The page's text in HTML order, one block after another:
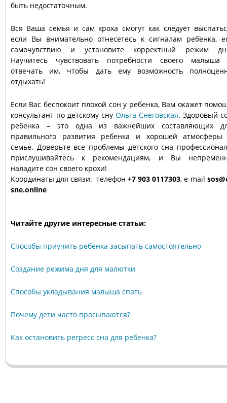
быть недостаточным.
Вся Ваша семья и сам кроха смогут как следует
если Вы внимательно отнесетесь к сигналам ребенка,
самочувствию и установите корректный режим
Научитесь чувствовать потребности своего
отвечать им, чтобы дать ему возможность
отдыхать!
Если Вас беспокоит плохой сон у ребенка, Вам окажет
консультант по детскому сну Ольга Снеговская. Здоровый
ребенка – это одна из важнейших составляющих
правильного развития ребенка и хорошей
семье. Доверьте все проблемы детского сна
прислушивайтесь к рекомендациям, и Вы
наладите сон своего крохи!
Координаты для связи: телефон +7 903 0117303, e-mail
sne.online
Читайте другие интересные статьи:
Способы приучить ребенка засыпать самостоятельно
Создание режима дня для малютки
Способы укладывания малыша спать
Почему дети часто просыпаются?
Как остановить регресс сна для ребенка?